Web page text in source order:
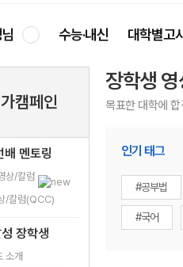
수능·내신 대학별고
캠페인
배 멘토링
상/칼럼
/칼럼(QCC)
장학생
소개
장학생
목표한 대학에
인기 태그
#공부법
#국어